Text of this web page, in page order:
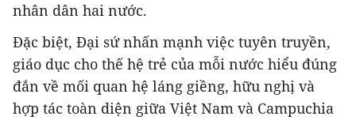
nhân dân hai nước.
Đặc biệt, Đại sứ nhấn mạnh việc tuyên truyền,
giáo dục cho thế hệ trẻ của mỗi nước hiểu đúng
đắn về mối quan hệ láng giềng, hữu nghị và
hợp tác toàn diện giữa Việt Nam và Campuchia